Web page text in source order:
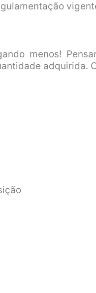
menos!
adquirida.